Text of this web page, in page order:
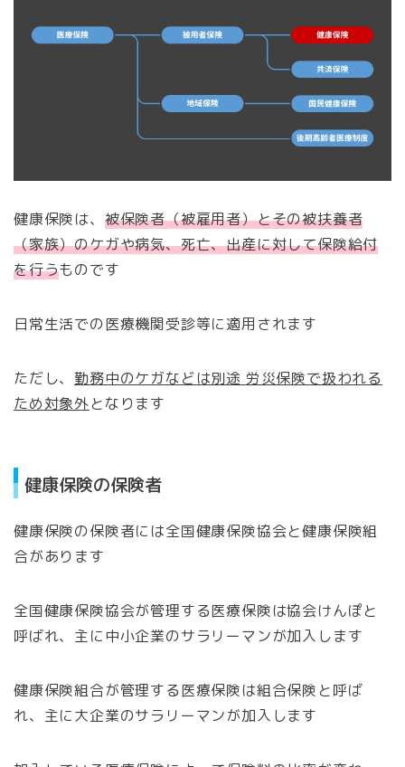
健康保険は、 被保険者（被雇用者）とその被扶養者
（家族）のケガや病気、死亡、出産に対して保険給付
を行うものです
日常生活での医療機関受診等に適用されます
ただし、勤務中のケガなどは別途 労災保険で扱われる
ため対象外となります
健康保険の保険者
健康保険の保険者には全国健康保険協会と健康保険組
合があります
全国健康保険協会が管理する医療保険は協会けんぽと
呼ばれ、主に中小企業のサラリーマンが加入します
健康保険組合が管理する医療保険は組合保険と呼ば
れ、主に大企業のサラリーマンが加入します